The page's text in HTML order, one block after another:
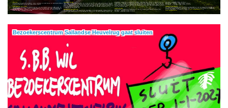
Bezoekerscentrum Sallandse Heuvelrug gaat sluiten